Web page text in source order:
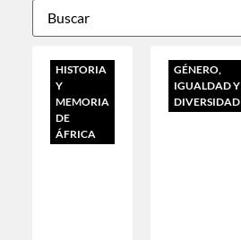
HISTORIA
Y
MEMORIA
DE
ÁFRICA
GÉNERO,
IGUALDAD Y
DIVERSIDAD